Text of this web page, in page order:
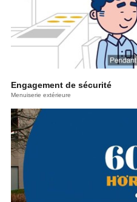
Engagement de sécurité
Menuiserie extérieure